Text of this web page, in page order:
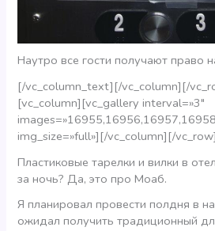
Наутро все гости получают право
[/vc_column_text][/vc_column][/
[vc_column][vc_gallery interval=»3″
img_size=»full»][/vc_column][/vc_row]
Пластиковые тарелки и вилки в
за ночь? Да, это про Моаб.
Я планировал провести полдня в
ожидал получить традиционный